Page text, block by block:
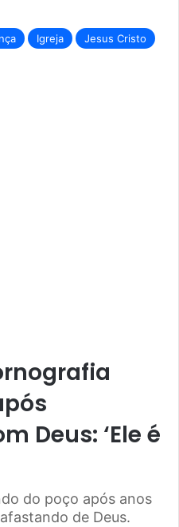
Igreja
Jesus Cristo
Deus: ‘Ele é
do poço após anos
de Deus.